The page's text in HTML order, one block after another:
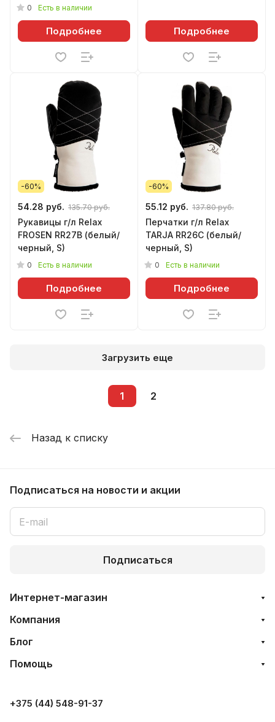
0 Есть в наличии
Подробнее Подробнее
-60%
54.28 руб. 135.70 руб.
Рукавицы г/л Relax
FROSEN RR27B (белый/
черный, S)
0 Есть в наличии
Подробнее
-60%
55.12 руб. 137.80 руб.
Перчатки г/л Relax
TARJA RR26C (белый/
черный, S)
0 Есть в наличии
Подробнее
Загрузить еще
1 2
Назад к списку
Подписаться на новости и акции
Подписаться
Интернет-магазин
Компания
Блог
Помощь
+375 (44) 548-91-37